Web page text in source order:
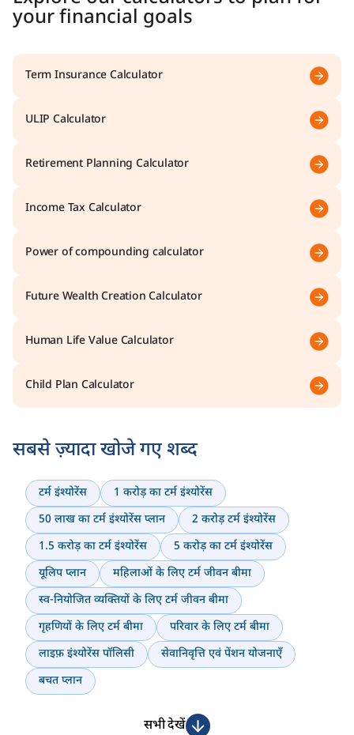
your financial goals
Term Insurance Calculator
ULIP Calculator
Retirement Planning Calculator
Income Tax Calculator
Power of compounding calculator
Future Wealth Creation Calculator
Human Life Value Calculator
Child Plan Calculator
सबसे ज़्यादा खोजे गए शब्द
टर्म इंश्योरेंस
1 करोड़ का टर्म इंश्योरेंस
50 लाख का टर्म इंश्योरेंस प्लान
2 करोड़ टर्म इंश्योरेंस
1.5 करोड़ का टर्म इंश्योरेंस
5 करोड़ का टर्म इंश्योरेंस
यूलिप प्लान
महिलाओं के लिए टर्म जीवन बीमा
स्व-नियोजित व्यक्तियों के लिए टर्म जीवन बीमा
गृहणियों के लिए टर्म बीमा
परिवार के लिए टर्म बीमा
लाइफ़ इंश्योरेंस पॉलिसी
सेवानिवृत्ति एवं पेंशन योजनाएँ
बचत प्लान
सभी देखें